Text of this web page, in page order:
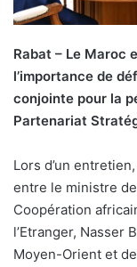
Rabat – Le Maroc
l’importance de
conjointe pour la
Partenariat
Lors d’un
entre le ministre
Coopération
l’Etranger, Nasser
Moyen-Orient et